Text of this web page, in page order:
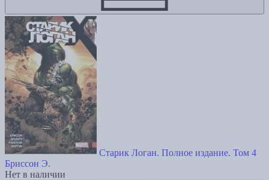
Старик Логан. Полное издание. Том 4
Бриссон Э.
Нет в наличии